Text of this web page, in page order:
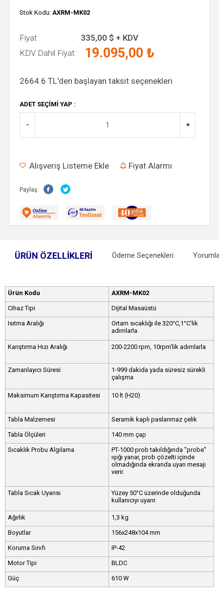
Stok Kodu: AXRM-MK02
Fiyat 335,00 $ + KDV
KDV Dahil Fiyat
19.095,00 ₺
2664.6 TL'den başlayan taksit seçenekleri
ADET SEÇIMI YAP :
Alışveriş Listeme Ekle Fiyat Alarmı
Paylaş:
ÜRÜN ÖZELLIKLERI Ödeme Seçenekleri
Ürün Kodu AXRM-MK02
Cihaz Tipi Dijital Masaüstü
Isıtma Aralığı
Ortam sıcaklığı ile 320°C,1°C'lik
adımlarla
Karıştırma Hızı Aralığı 200-2200 rpm, 10rpm'lik adımlarla
Zamanlayıcı Süresi
1-999 dakida yada süresiz sürekli
çalışma
Maksimum Karıştırma Kapasitesi 10 lt (H20)
Tabla Malzemesi Seramik kaplı paslanmaz çelik
Tabla Ölçüleri 140 mm çap
Sıcaklık Probu Algılama
PT-1000 prob takıldığında "probe"
ışığı yanar, prob çözelti içinde
olmadığında ekranda uyarı mesajı
verir.
Tabla Sıcak Uyarısı
Yüzey 50°C üzerinde olduğunda
kullanıcıyı uyarır.
Ağırlık 1,3 kg
Boyutlar 156x248x104 mm
Koruma Sınıfı IP-42
Motor Tipi BLDC
Güç 610 W